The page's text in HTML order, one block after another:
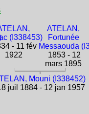
(I338453)
- 11 fév
1922
ATELAN,
Fortunée
Messaouda
1853 - 12
mars 1895
Mouni (I338452)
juil 1884 - 12 jan 1957